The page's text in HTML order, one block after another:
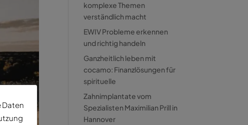
komplexe Themen
verständlich macht
EWIV Probleme erkennen
und richtig handeln
Ganzheitlich leben mit
cocamo: Finanzlösungen für
spirituelle
Zahnimplantate vom
Spezialisten Maximilian Prill in
Hannover
Daten